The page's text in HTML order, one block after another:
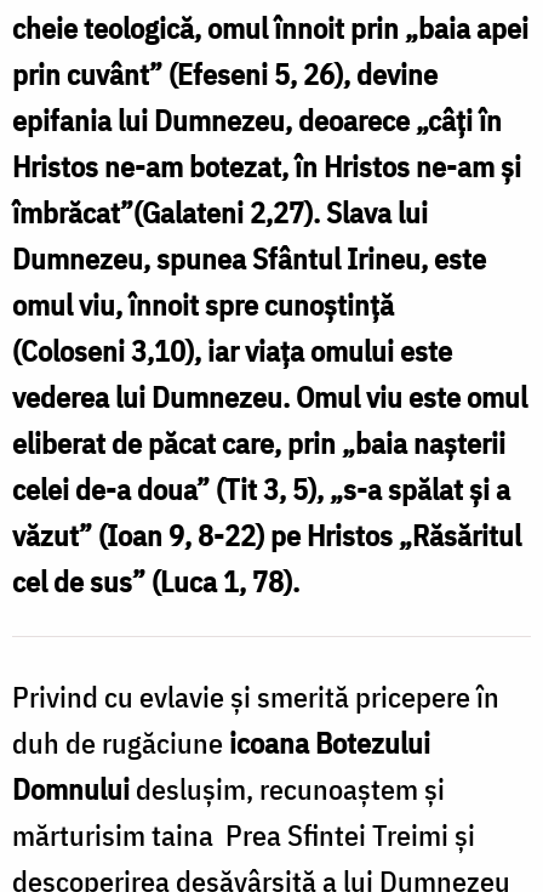
Mănăstirea
Hurezi
/
Foto:
Pr.
Silviu
Cluci
cheie teologică, omul înnoit prin „baia apei
prin cuvânt” (Efeseni 5, 26), devine
epifania lui Dumnezeu, deoarece „câți în
Hristos ne-am botezat, în Hristos ne-am și
îmbrăcat”(Galateni 2,27). Slava lui
Dumnezeu, spunea Sfântul Irineu, este
omul viu, înnoit spre cunoștință
(Coloseni 3,10), iar viaţa omului este
vederea lui Dumnezeu. Omul viu este omul
eliberat de păcat care, prin „baia naşterii
celei de-a doua” (Tit 3, 5), „s-a spălat şi a
văzut” (Ioan 9, 8-22) pe Hristos „Răsăritul
cel de sus” (Luca 1, 78).
Privind cu evlavie și smerită pricepere în
duh de rugăciuneicoana Botezului
Domnuluideslușim, recunoaștem și
mărturisim taina Prea Sfintei Treimi și
descoperirea desăvârșită a lui Dumnezeu